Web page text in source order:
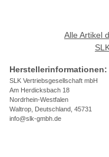
Alle Artikel
Herstellerinformationen:
SLK Vertriebsgesellschaft mbH
Am Herdicksbach 18
Nordrhein-Westfalen
Waltrop, Deutschland, 45731
info@slk-gmbh.de